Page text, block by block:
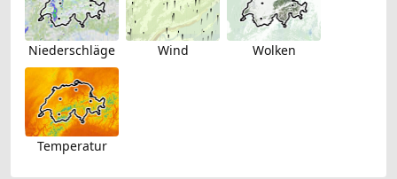
Niederschläge Wind Wolken
Temperatur